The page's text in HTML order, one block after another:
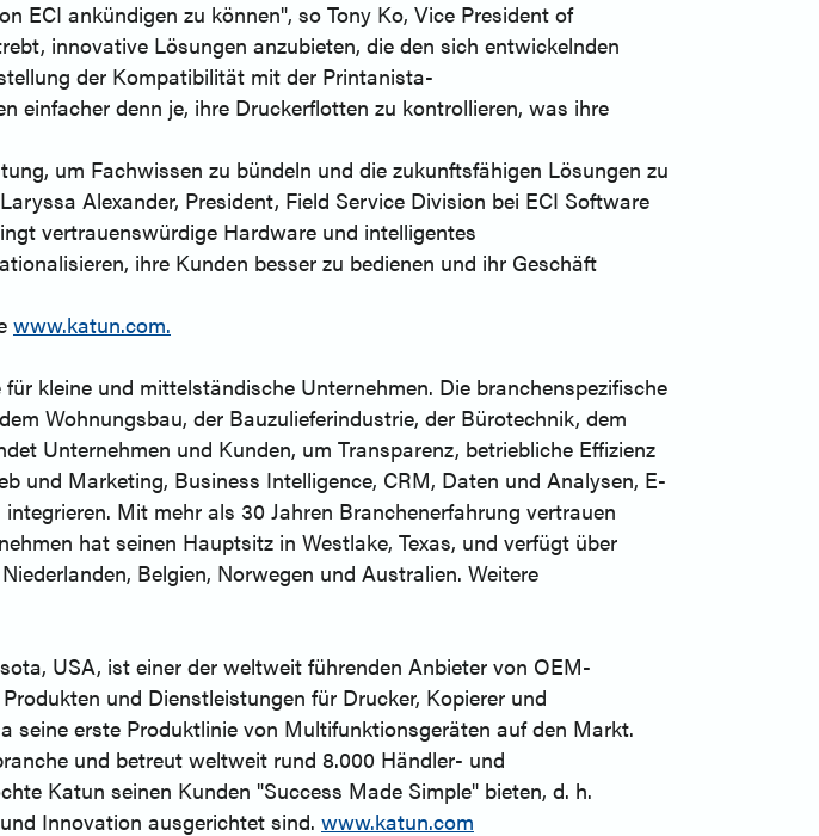
ECI ankündigen zu können", so Tony Ko, Vice President of
innovative Lösungen anzubieten, die den sich entwickelnden
der Kompatibilität mit der Printanista-
einfacher denn je, ihre Druckerflotten zu kontrollieren, was ihre
um Fachwissen zu bündeln und die zukunftsfähigen Lösungen zu
Alexander, President, Field Service Division bei ECI Software
vertrauenswürdige Hardware und intelligentes
ihre Kunden besser zu bedienen und ihr Geschäft
www.katun.com.
kleine und mittelständische Unternehmen. Die branchenspezifische
Wohnungsbau, der Bauzulieferindustrie, der Bürotechnik, dem
Unternehmen und Kunden, um Transparenz, betriebliche Effizienz
und Marketing, Business Intelligence, CRM, Daten und Analysen, E-
Mit mehr als 30 Jahren Branchenerfahrung vertrauen
hat seinen Hauptsitz in Westlake, Texas, und verfügt über
Belgien, Norwegen und Australien. Weitere
USA, ist einer der weltweit führenden Anbieter von OEM-
und Dienstleistungen für Drucker, Kopierer und
erste Produktlinie von Multifunktionsgeräten auf den Markt.
und betreut weltweit rund 8.000 Händler- und
Katun seinen Kunden "Success Made Simple" bieten, d. h.
Innovation ausgerichtet sind. www.katun.com